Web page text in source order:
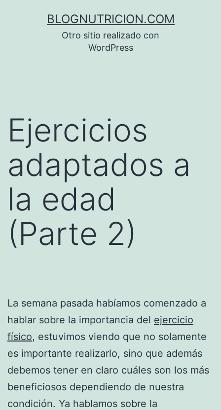
BLOGNUTRICION.COM
Otro sitio realizado con
WordPress
Ejercicios
adaptados a
la edad
(Parte 2)
La semana pasada habíamos comenzado a
hablar sobre la importancia del ejercicio
físico, estuvimos viendo que no solamente
es importante realizarlo, sino que además
debemos tener en claro cuáles son los más
beneficiosos dependiendo de nuestra
condición. Ya hablamos sobre la